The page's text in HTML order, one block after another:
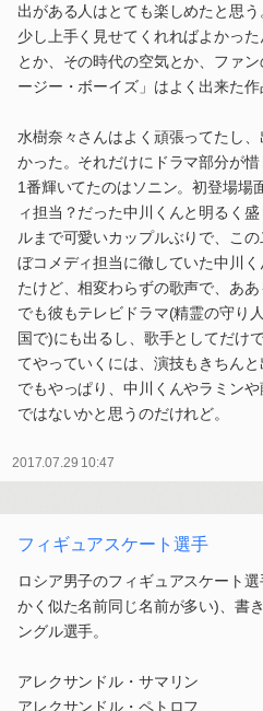
出がある人はとても楽しめたと思
少し上手く見せてくれればよかっ
とか、その時代の空気とか、ファ
ージー・ボーイズ」はよく出来た作
水樹奈々さんはよく頑張ってたし
かった。それだけにドラマ部分が惜
1番輝いてたのはソニン。初登場場
ィ担当？だった中川くんと明るく
ルまで可愛いカップルぶりで、こ
ぼコメディ担当に徹していた中川
たけど、相変わらずの歌声で、ああ
でも彼もテレビドラマ(精霊の守り
国で)にも出るし、歌手としてだけ
てやっていくには、演技もきちんと
でもやっぱり、中川くんやラミン
ではないかと思うのだけれど。
2017.07.29 10:47
フィギュアスケート選手
ロシア男子のフィギュアスケート
かく似た名前同じ名前が多い)、書
ングル選手。
アレクサンドル・サマリン
アレクサンドル・ペトロフ